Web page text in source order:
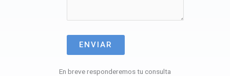
En breve responderemos tu consulta
ENVIAR